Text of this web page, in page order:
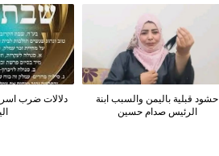
حشود قبلية باليمن والسبب ابنة
الرئيس صدام حسين
دلالات ضرب